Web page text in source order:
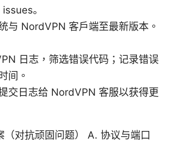
。
与 NordVPN 客户端至最新版本。
日志，筛选错误代码；记录错误
间。
交日志给 NordVPN 客服以获得更
（对抗顽固问题） A. 协议与端口